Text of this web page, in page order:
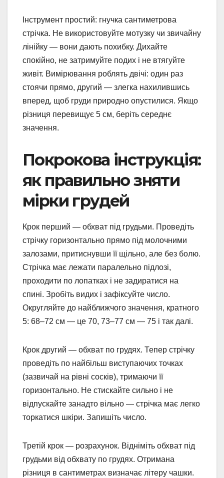
Інструмент простий: гнучка сантиметрова
стрічка. Не використовуйте мотузку чи звичайну
лінійку — вони дають похибку. Дихайте
спокійно, не затримуйте подих і не втягуйте
живіт. Вимірювання роблять двічі: один раз
стоячи прямо, другий — злегка нахилившись
вперед, щоб груди природно опустилися. Якщо
різниця перевищує 5 см, беріть середнє
значення.
Покрокова інструкція:
як правильно зняти
мірки грудей
Крок перший — обхват під грудьми. Проведіть
стрічку горизонтально прямо під молочними
залозами, притиснувши її щільно, але без болю.
Стрічка має лежати паралельно підлозі,
проходити по лопатках і не задиратися на
спині. Зробіть видих і зафіксуйте число.
Округляйте до найближчого значення, кратного
5: 68–72 см — це 70, 73–77 см — 75 і так далі.
Крок другий — обхват по грудях. Тепер стрічку
проведіть по найбільш виступаючих точках
(зазвичай на рівні сосків), тримаючи її
горизонтально. Не стискайте сильно і не
відпускайте занадто вільно — стрічка має легко
торкатися шкіри. Запишіть число.
Третій крок — розрахунок. Відніміть обхват під
грудьми від обхвату по грудях. Отримана
різниця в сантиметрах визначає літеру чашки.